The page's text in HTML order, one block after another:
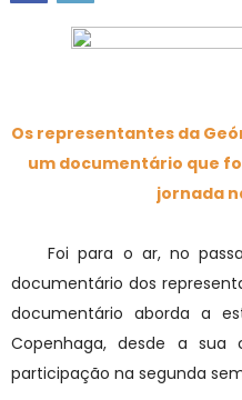
Os representantes da
um documentário que
jornada
Foi para o ar, no
documentário dos
documentário aborda a
Copenhaga, desde a
participação na segunda